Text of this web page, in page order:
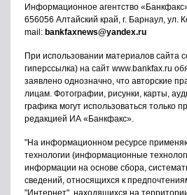
Информационное агентство
656056 Алтайский край, г. Барнаул ул.
mail: bankfaxnews@yandex.ru
При использовании материалов сайта
гиперссылка) на сайт www.bankfax.ru
заявлено однозначно, что авторские
лицам. Фотографии, рисунки, карты,
графика могут использоваться только
редакцией ИА «Банкфакс».
"На информационном ресурсе
технологии (информационные
информации на основе сбора,
сведений, относящихся к
"Интернет", находящихся на